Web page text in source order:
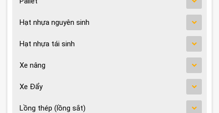
Hạt nhựa nguyên sinh
Hạt nhựa tái sinh
Xe nâng
Xe Đẩy
Lồng thép (lồng sắt)